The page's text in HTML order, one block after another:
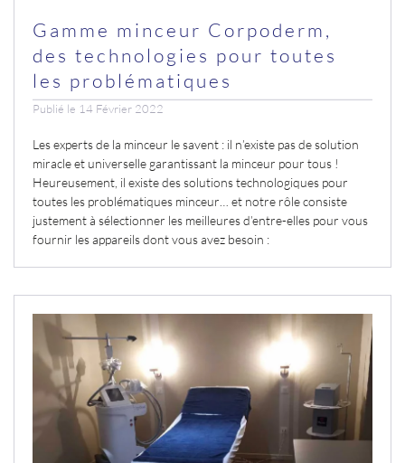
Gamme minceur Corpoderm,
des technologies pour toutes
les problématiques
Publié le 14 Février 2022
Les experts de la minceur le savent : il n’existe pas de solution
miracle et universelle garantissant la minceur pour tous !
Heureusement, il existe des solutions technologiques pour
toutes les problématiques minceur… et notre rôle consiste
justement à sélectionner les meilleures d’entre-elles pour vous
fournir les appareils dont vous avez besoin :